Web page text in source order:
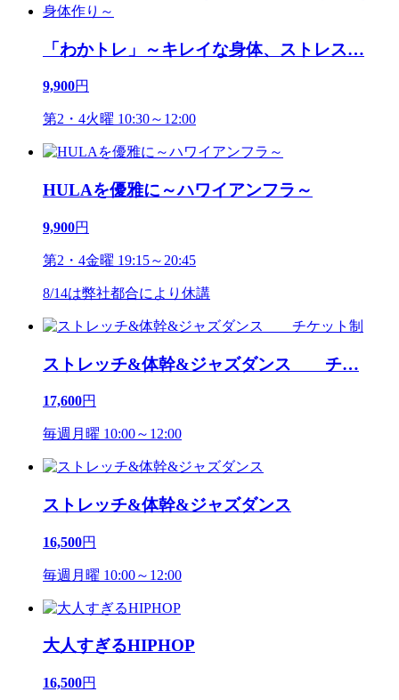
「わかトレ」～キレイな身体、ストレス…
9,900円
第2・4火曜 10:30～12:00
HULAを優雅に～ハワイアンフラ～
9,900円
第2・4金曜 19:15～20:45
8/14は弊社都合により休講
ストレッチ&体幹&ジャズダンス チ…
17,600円
毎週月曜 10:00～12:00
ストレッチ&体幹&ジャズダンス
16,500円
毎週月曜 10:00～12:00
大人すぎるHIPHOP
16,500円